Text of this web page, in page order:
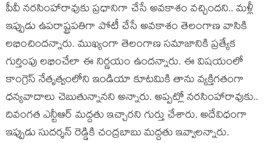
పీవీ న‌ర‌సింహారావుకు ప్ర‌ధానిగా చేసే అవ‌కాశం వ‌చ్చింద‌ని.. మ‌ళ్లీ
ఇప్పుడు ఉప‌రాష్ట్ర‌పతిగా పోటీ చేసే అవ‌కాశం తెలంగాణ వాసికి
ల‌భించింద‌న్నారు. ముఖ్యంగా తెలంగాణ స‌మాజానికి ప్ర‌త్యేక
గుర్తింపు ల‌భించేలా ఈ నిర్ణ‌యం ఉంద‌న్నారు. ఈ విష‌యంలో
కాంగ్రెస్ నేతృత్వంలోని ఇండియా కూట‌మికి తాను వ్య‌క్తిగ‌తంగా
ధ‌న్య‌వాదాలు చెబుతున్నాన‌ని అన్నారు. అప్ప‌ట్లో న‌ర‌సింహారావుకు..
దివంగ‌త ఎన్టీఆర్ మ‌ద్ద‌తు ఇచ్చార‌ని గుర్తు చేశారు. అదేవిధంగా
ఇప్పుడు సుద‌ర్శ‌న్ రెడ్డికి చంద్ర‌బాబు మ‌ద్ద‌తు ఇవ్వాల‌న్నారు.